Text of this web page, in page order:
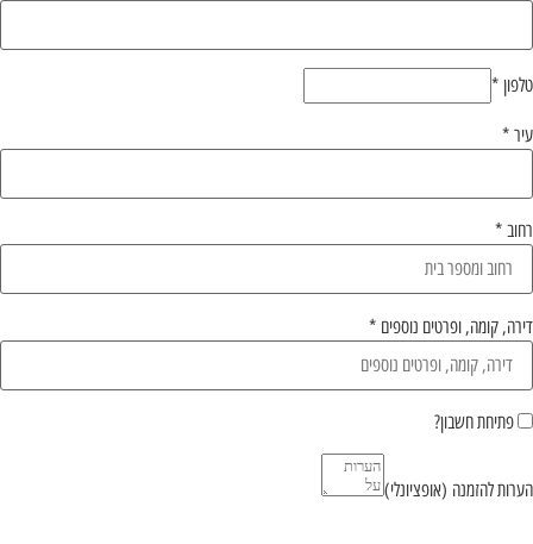
טלפון *
עיר *
רחוב *
דירה, קומה, ופרטים נוספים *
פתיחת חשבון?
הערות להזמנה (אופציונלי)